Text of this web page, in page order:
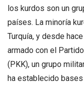
los kurdos son un
países. La minoría
Turquía, y desde
armado con el
(PKK), un grupo
ha establecido